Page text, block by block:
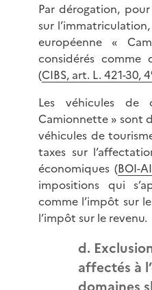
Par dérogation,
sur
européenne «
considérés comme
(CIBS, art. L. 421-30,
Les véhicules de
Camionnette » sont
véhicules de
taxes sur
économiques (BOI-
impositions qui
comme l’impôt sur
l’impôt sur le revenu.
d.
affectés à